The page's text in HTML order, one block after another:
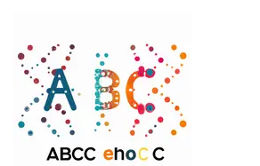
contenu
(Pressez
Entrée)